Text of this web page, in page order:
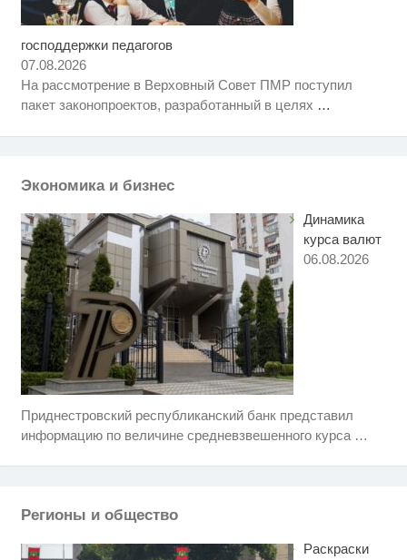
господдержки педагогов
07.08.2026
На рассмотрение в Верховный Совет ПМР поступил
пакет законопроектов, разработанный в целях …
Экономика и бизнес
Динамика
курса валют
06.08.2026
Приднестровский республиканский банк представил
информацию по величине средневзвешенного курса …
Регионы и общество
Раскраски
Королева вагона отожгла! Видео
Ржу не переставая, это видео
пересмотришь не раз
i
Этот танец невесты оставит вас
Ролик из Омска: вы будете
Рак начинается не с боли:
признак болезни